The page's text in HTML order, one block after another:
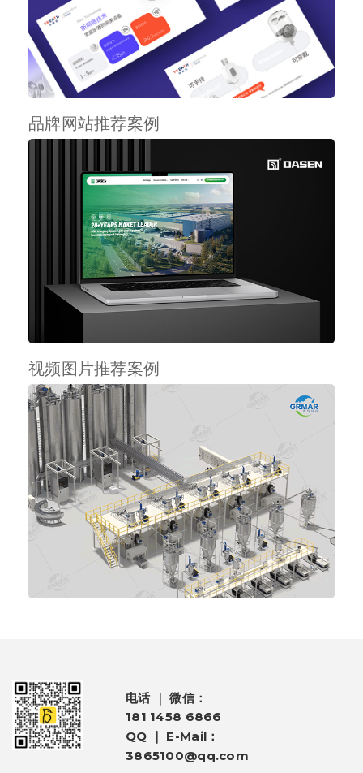
品牌网站推荐案例
视频图片推荐案例
电话 ｜ 微信：
181 1458 6866
QQ ｜ E-Mail：
3865100@qq.com